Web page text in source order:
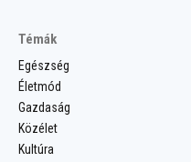
Témák
Egészség
Életmód
Gazdaság
Közélet
Kultúra